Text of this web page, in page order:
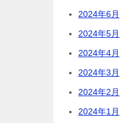
2024年6月
2024年5月
2024年4月
2024年3月
2024年2月
2024年1月